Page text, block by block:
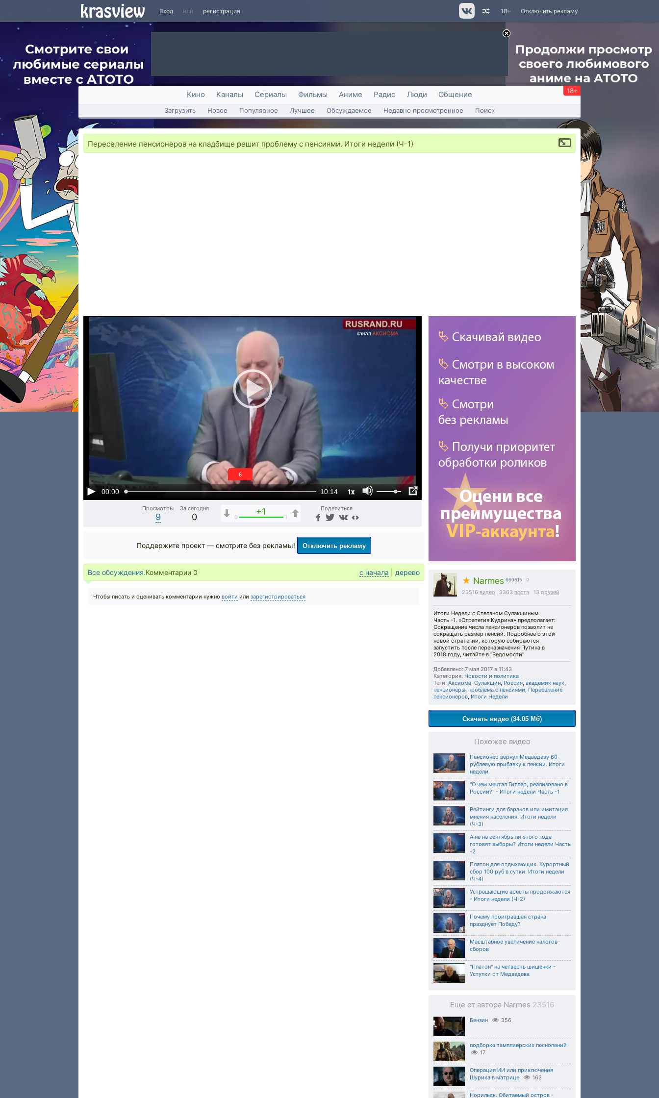
Вход или регистрация Отключить рекламу
18+
Кино Каналы Сериалы Фильмы Аниме Радио Люди Общение 18+
Загрузить Новое Популярное Лучшее Обсуждаемое Недавно просмотренное Поиск
Переселение пенсионеров на кладбище решит проблему с пенсиями. Итоги недели (Ч-1)
00:00 10:14 1x
5
Просмотры
9
За сегодня
0
+1
0 1
Поделиться
★ Narmes 660615 | 0
23516 видео 3363 поста 13 друзей
Итоги Недели с Степаном Сулакшиным.
Часть -1. «Стратегия Кудрина» предполагает:
Сокращение числа пенсионеров позволит не
сокращать размер пенсий. Подробнее о этой
новой стратегии, которую собираются
запустить после переназначения Путина в
2018 году, читайте в "Ведомости"
Добавлено: 7 мая 2017 в 11:43
Категория: Новости и политика
Теги: Аксиома, Сулакшин, Россия, академик наук,
пенсионеры, проблема с пенсиями, Переселение
пенсионеров, Итоги Недели
Скачать видео (34.05 Мб)
Похожее видео
Пенсионер вернул Медведеву 60-
рублевую прибавку к пенсии. Итоги
недели
"О чем мечтал Гитлер, реализовано в
России?" - Итоги недели Часть -1
Рейтинги для баранов или имитация
мнения населения. Итоги недели
(Ч-3)
А не на сентябрь ли этого года
готовят выборы? Итоги недели Часть
-2
Платон для отдыхающих. Курортный
сбор 100 руб в сутки. Итоги недели
(Ч-4)
Устрашающие аресты продолжаются
- Итоги недели (Ч-2)
Почему проигравшая страна
празднует Победу?
Масштабное увеличение налогов-
сборов
"Платон" на четверть шишечки -
Уступки от Медведева
Еще от автора Narmes 23516
Бензин 356
подборка тамплиерских песнопений
17
Операция ИИ или приключения
Шурика в матрице
163
Норильск. Обитаемый остров -
Поддержите проект — смотрите без рекламы! Отключить рекламу
Все обсуждения.Комментарии 0 с начала дерево
Чтобы писать и оценивать комментарии нужно войти или зарегистрироваться